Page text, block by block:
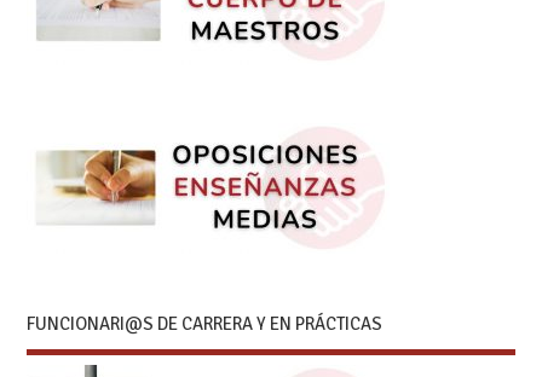
FUNCIONARI@S DE CARRERA Y EN PRÁCTICAS